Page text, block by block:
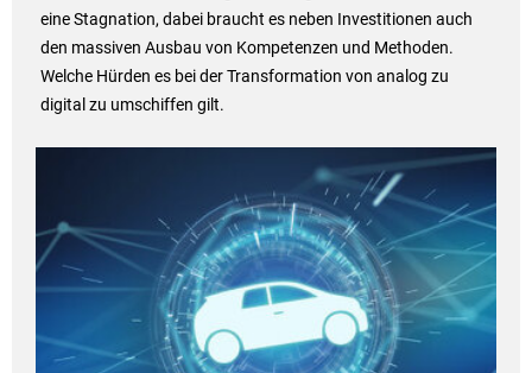
eine Stagnation, dabei braucht es neben Investitionen auch
den massiven Ausbau von Kompetenzen und Methoden.
Welche Hürden es bei der Transformation von analog zu
digital zu umschiffen gilt.